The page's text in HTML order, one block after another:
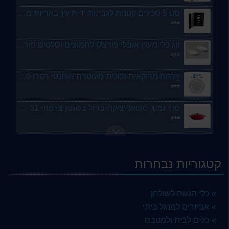
סט 5 סכינים קטנות לגבינות ידית עץ באריזת מתנה - ארקוסטיל
***
זוג כלי מעוין אובלי פורצלן לחמוצים וסלטים פורצלן
***
צלחת מרוקאית זכוכית מעוטרת אותנטי רטרו 20 סמ
***
סיר נמוך סוטאז יציקת ברזל בסגנון צרפתי 31 ס"מ ארקוסטיל
***
קטגוריות נבחרות
כלי הגשה לשולחן
אביזרים למנגל ביתי
כלים לבית ולמטבח